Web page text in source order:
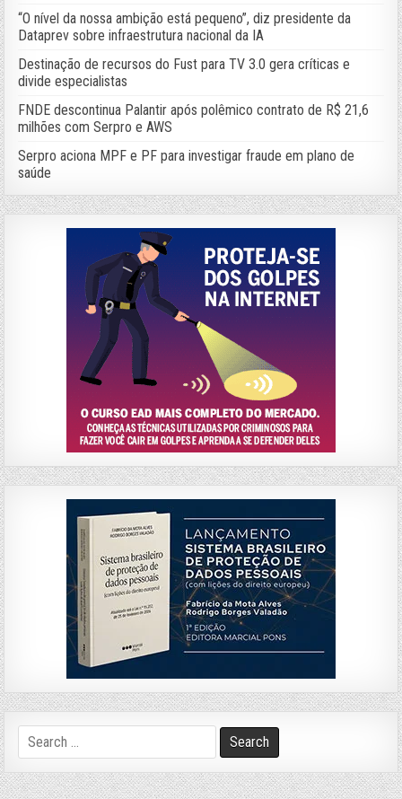
“O nível da nossa ambição está pequeno”, diz presidente da
Dataprev sobre infraestrutura nacional da IA
Destinação de recursos do Fust para TV 3.0 gera críticas e
divide especialistas
FNDE descontinua Palantir após polêmico contrato de R$ 21,6
milhões com Serpro e AWS
Serpro aciona MPF e PF para investigar fraude em plano de
saúde
Search
for: